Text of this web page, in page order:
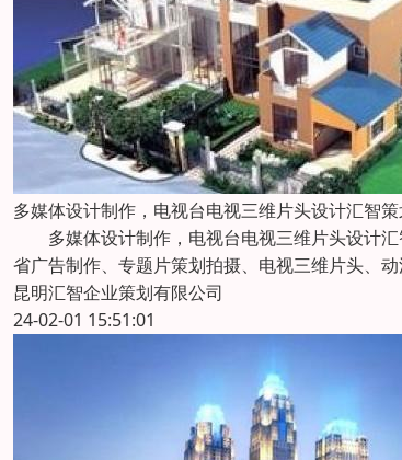
多媒体设计制作，电视台电视三维片头设计汇智策
多媒体设计制作，电视台电视三维片头设计汇
省广告制作、专题片策划拍摄、电视三维片头、
昆明汇智企业策划有限公司
24-02-01 15:51:01